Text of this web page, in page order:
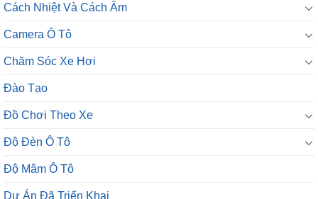
Cách Nhiệt Và Cách Âm
Camera Ô Tô
Chăm Sóc Xe Hơi
Đào Tạo
Đồ Chơi Theo Xe
Độ Đèn Ô Tô
Độ Mâm Ô Tô
Dự Án Đã Triển Khai